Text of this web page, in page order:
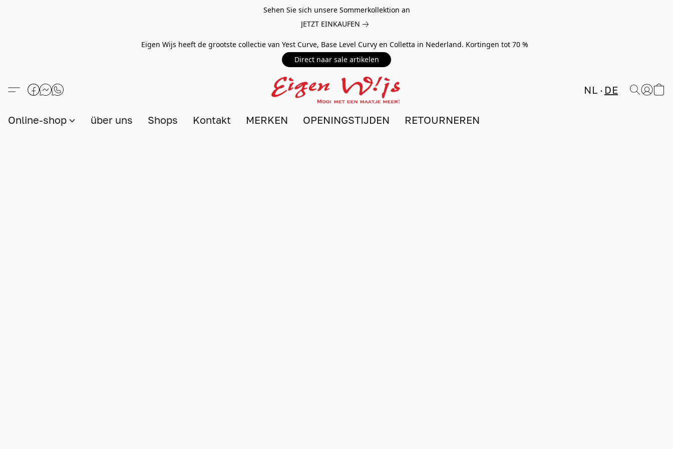
Sehen Sie sich unsere Sommerkollektion an
JETZT EINKAUFEN
Eigen Wijs heeft de grootste collectie van Yest Curve, Base Level Curvy en Colletta in Nederland. Kortingen tot 70 %
Direct naar sale artikelen
NL DE
Online-shop über uns Shops Kontakt MERKEN OPENINGSTIJDEN RETOURNEREN